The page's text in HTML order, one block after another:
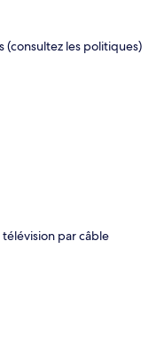
(consultez les politiques)
télévision par câble